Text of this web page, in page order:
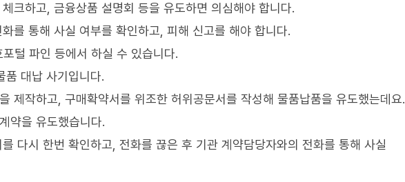
크하고, 금융상품 설명회 등을 유도하면 의심해야 합니다.
를 통해 사실 여부를 확인하고, 피해 신고를 해야 합니다.
털 파인 등에서 하실 수 있습니다.
품 대납 사기입니다.
제작하고, 구매확약서를 위조한 허위공문서를 작성해 물품납품을 유도했는데요.
약을 유도했습니다.
다시 한번 확인하고, 전화를 끊은 후 기관 계약담당자와의 전화를 통해 사실